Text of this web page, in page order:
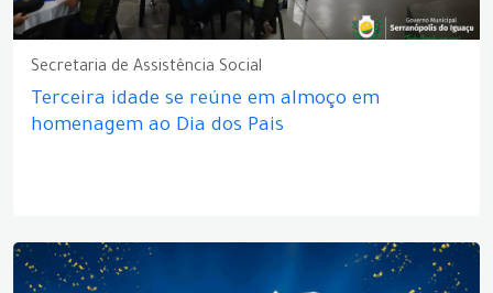
Secretaria de Assistência Social
Terceira idade se reúne em almoço em
homenagem ao Dia dos Pais